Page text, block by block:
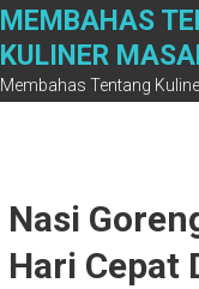
Skip
content
MEMBAHAS
KULINER
Membahas Tentang
Nasi
Hari Cepat